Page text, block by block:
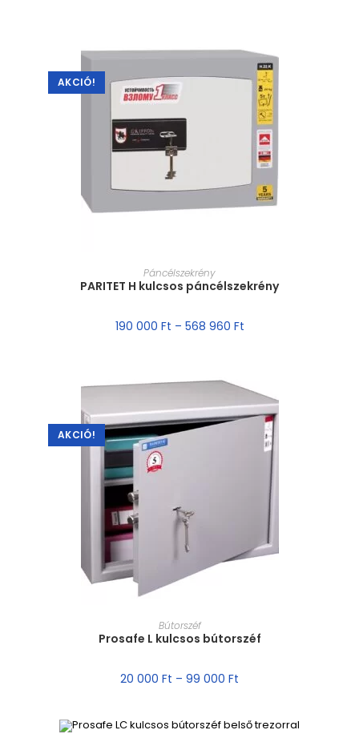
AKCIÓ!
MÉRET VÁLASZTÁSA
Páncélszekrény
PARITET H kulcsos páncélszekrény
190 000 Ft – 568 960 Ft
AKCIÓ!
MÉRET VÁLASZTÁSA
Bútorszéf
Prosafe L kulcsos bútorszéf
20 000 Ft – 99 000 Ft